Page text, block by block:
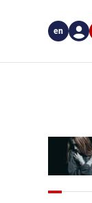
en